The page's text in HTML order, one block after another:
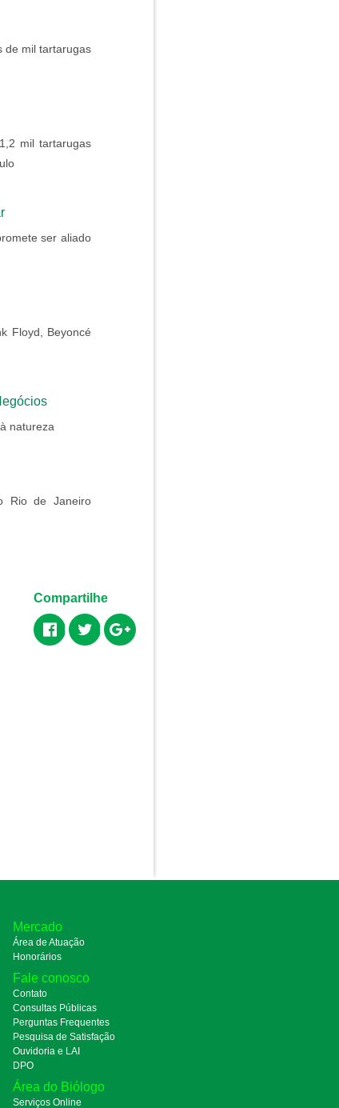
de mil tartarugas
mil tartarugas
ser aliado
Floyd, Beyoncé
natureza
Rio de Janeiro
Compartilhe
Mercado
Área de Atuação
Honorários
Fale conosco
Contato
Consultas Públicas
Perguntas Frequentes
Pesquisa de Satisfação
Ouvidoria e LAI
DPO
Área do Biólogo
Serviços Online